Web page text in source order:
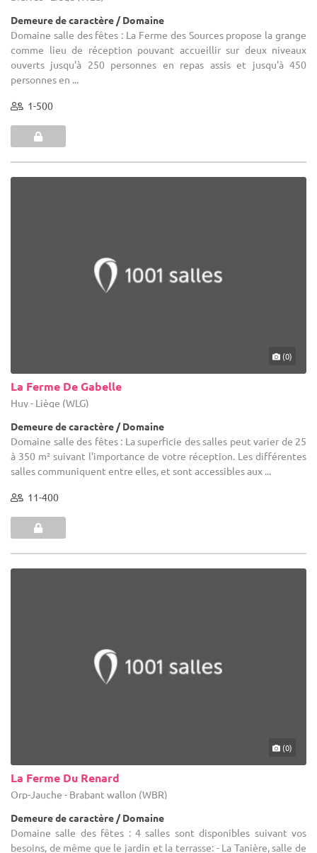
Demeure de caractère / Domaine
Domaine salle des fêtes : La Ferme des Sources propose la grange
comme lieu de réception pouvant accueillir sur deux niveaux
ouverts jusqu'à 250 personnes en repas assis et jusqu'à 450
personnes en ...
1-500
(0)
La Ferme De Gabelle
Huy - Liège (WLG)
Demeure de caractère / Domaine
Domaine salle des fêtes : La superficie des salles peut varier de 25
à 350 m² suivant l'importance de votre réception. Les différentes
salles communiquent entre elles, et sont accessibles aux ...
11-400
(0)
La Ferme Du Renard
Orp-Jauche - Brabant wallon (WBR)
Demeure de caractère / Domaine
Domaine salle des fêtes : 4 salles sont disponibles suivant vos
besoins, de même que le jardin et la terrasse: - La Tanière, salle de